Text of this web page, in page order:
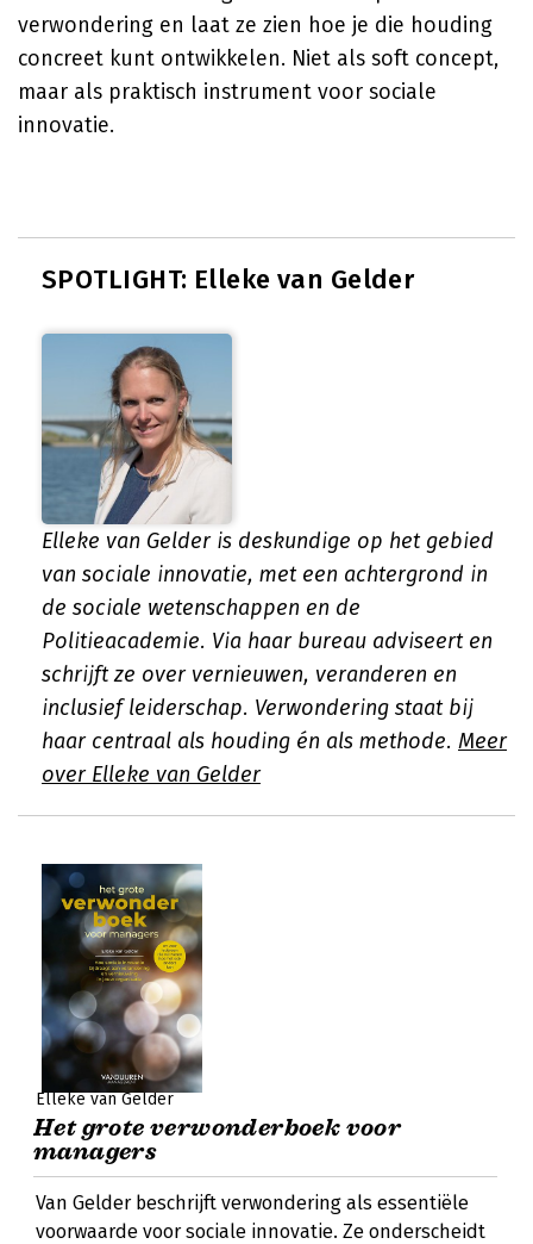
verwondering en laat ze zien hoe je die houding
concreet kunt ontwikkelen. Niet als soft concept,
maar als praktisch instrument voor sociale
innovatie.
SPOTLIGHT: Elleke van Gelder
Elleke van Gelder is deskundige op het gebied
van sociale innovatie, met een achtergrond in
de sociale wetenschappen en de
Politieacademie. Via haar bureau adviseert en
schrijft ze over vernieuwen, veranderen en
inclusief leiderschap. Verwondering staat bij
haar centraal als houding én als methode. Meer
over Elleke van Gelder
Elleke van Gelder
Het grote verwonderboek voor
managers
Van Gelder beschrijft verwondering als essentiële
voorwaarde voor sociale innovatie. Ze onderscheidt